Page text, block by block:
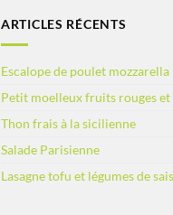
ARTICLES RÉCENTS
Escalope de poulet mozzarella
Petit moelleux fruits rouges
Thon frais à la sicilienne
Salade Parisienne
Lasagne tofu et légumes de